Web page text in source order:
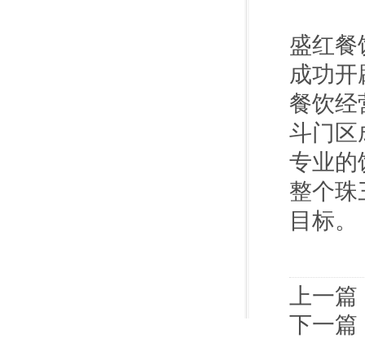
盛红餐
成功
餐饮经
斗门区
专业的
整个珠
目标。
上一
下一篇